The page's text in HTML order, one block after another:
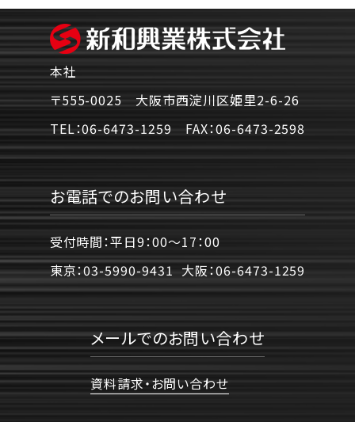
本社
〒555-0025 大阪市西淀川区姫里2-6-26
TEL：06-6473-1259 FAX：06-6473-2598
お電話でのお問い合わせ
受付時間：平日9：00〜17：00
東京：03-5990-9431 大阪：06-6473-1259
メールでのお問い合わせ
資料請求・お問い合わせ